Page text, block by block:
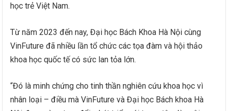
học trẻ Việt Nam.
Từ năm 2023 đến nay, Đại học Bách Khoa Hà Nội cùng
VinFuture đã nhiều lần tổ chức các tọa đàm và hội thảo
khoa học quốc tế có sức lan tỏa lớn.
“Đó là minh chứng cho tinh thần nghiên cứu khoa học vì
nhân loại – điều mà VinFuture và Đại học Bách khoa Hà